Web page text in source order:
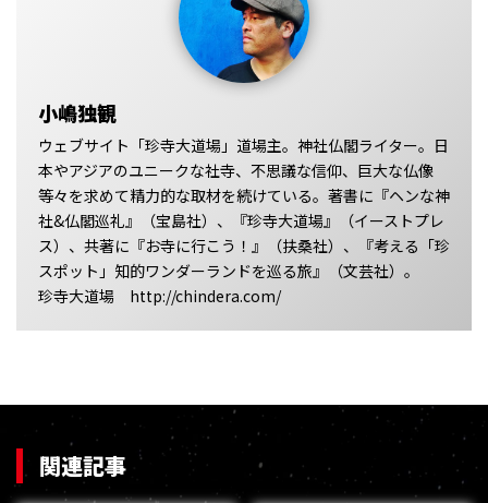
小嶋独観
ウェブサイト「珍寺大道場」道場主。神社仏閣ライター。日
本やアジアのユニークな社寺、不思議な信仰、巨大な仏像
等々を求めて精力的な取材を続けている。著書に『ヘンな神
社&仏閣巡礼』（宝島社）、『珍寺大道場』（イーストプレ
ス）、共著に『お寺に行こう！』（扶桑社）、『考える「珍
スポット」知的ワンダーランドを巡る旅』（文芸社）。
珍寺大道場 http://chindera.com/
関連記事